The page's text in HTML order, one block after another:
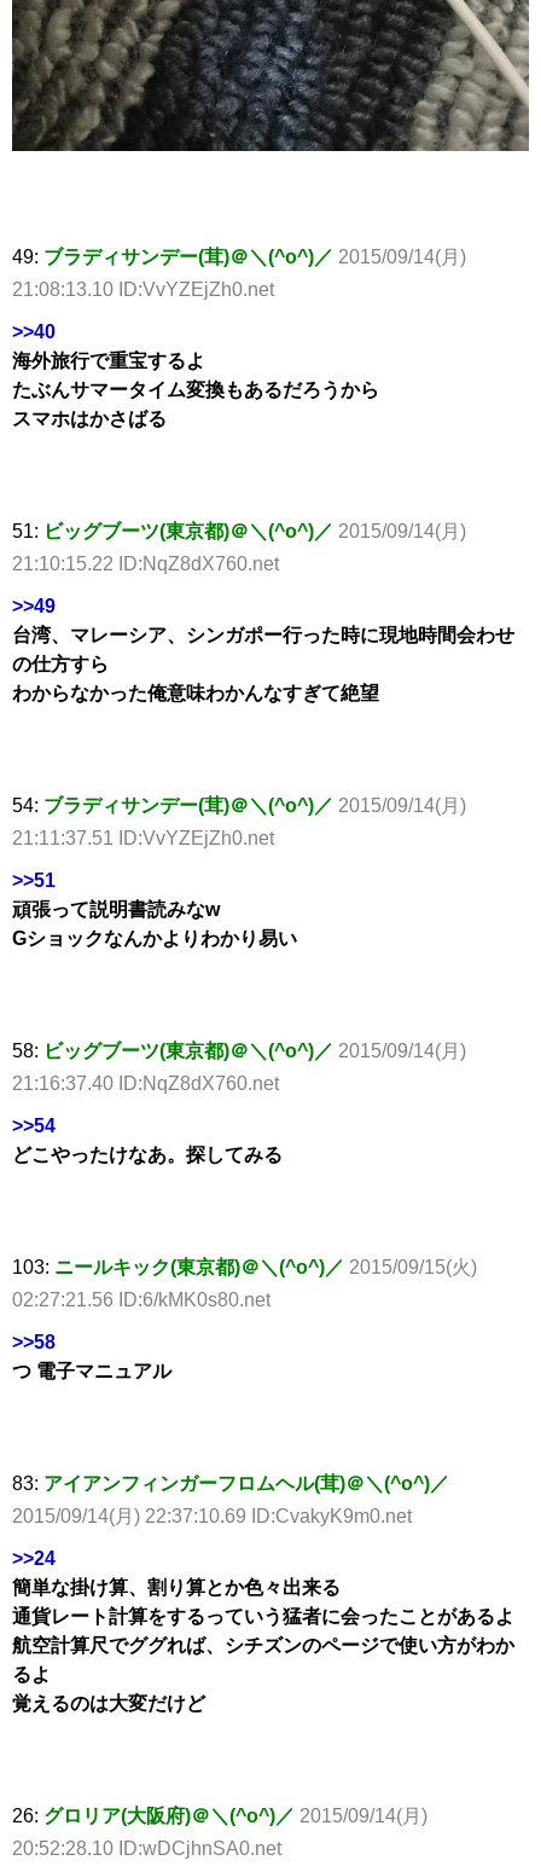
49: ブラディサンデー(茸)＠＼(^o^)／ 2015/09/14(月)
21:08:13.10 ID:VvYZEjZh0.net
>>40
海外旅行で重宝するよ
たぶんサマータイム変換もあるだろうから
スマホはかさばる
51: ビッグブーツ(東京都)＠＼(^o^)／ 2015/09/14(月)
21:10:15.22 ID:NqZ8dX760.net
>>49
台湾、マレーシア、シンガポー行った時に現地時間会わせ
の仕方すら
わからなかった俺意味わかんなすぎて絶望
54: ブラディサンデー(茸)＠＼(^o^)／ 2015/09/14(月)
21:11:37.51 ID:VvYZEjZh0.net
>>51
頑張って説明書読みなw
Gショックなんかよりわかり易い
58: ビッグブーツ(東京都)＠＼(^o^)／ 2015/09/14(月)
21:16:37.40 ID:NqZ8dX760.net
>>54
どこやったけなあ。探してみる
103: ニールキック(東京都)＠＼(^o^)／ 2015/09/15(火)
02:27:21.56 ID:6/kMK0s80.net
>>58
つ 電子マニュアル
83: アイアンフィンガーフロムヘル(茸)＠＼(^o^)／
2015/09/14(月) 22:37:10.69 ID:CvakyK9m0.net
>>24
簡単な掛け算、割り算とか色々出来る
通貨レート計算をするっていう猛者に会ったことがあるよ
航空計算尺でググれば、シチズンのページで使い方がわか
るよ
覚えるのは大変だけど
26: グロリア(大阪府)＠＼(^o^)／ 2015/09/14(月)
20:52:28.10 ID:wDCjhnSA0.net